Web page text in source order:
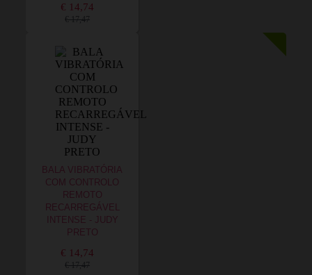
€ 14,74
€ 17,47
BALA VIBRATÓRIA
COM CONTROLO
REMOTO
RECARREGÁVEL
INTENSE - JUDY
PRETO
€ 14,74
€ 17,47